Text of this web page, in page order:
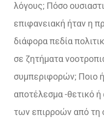
λόγους; Πόσο
επιφανειακή ήταν η
διάφορα πεδία
σε ζητήματα
συμπεριφορών; Ποιο
αποτέλεσμα -θετικό ή
των επιρροών από τη